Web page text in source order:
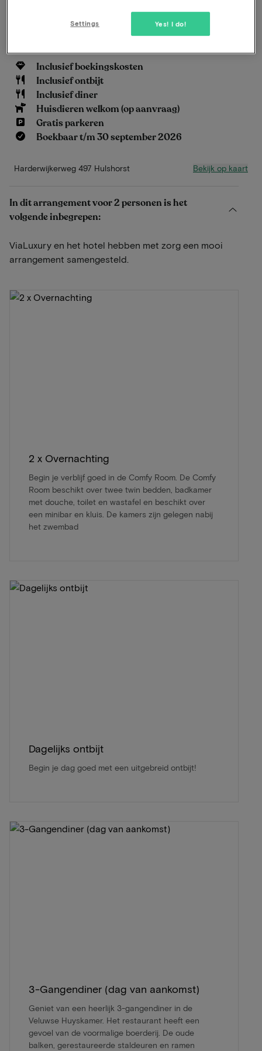
de mooiste regio’s van Nederland.
Inclusief boekingskosten
Inclusief ontbijt
Inclusief diner
Huisdieren welkom (op aanvraag)
Gratis parkeren
Boekbaar t/m 30 september 2026
Harderwijkerweg 497 Hulshorst Bekijk op kaart
In dit arrangement voor 2 personen is het
volgende inbegrepen:
ViaLuxury en het hotel hebben met zorg een mooi
arrangement samengesteld.
2 x Overnachting
Begin je verblijf goed in de Comfy Room. De Comfy
Room beschikt over twee twin bedden, badkamer
met douche, toilet en wastafel en beschikt over
een minibar en kluis. De kamers zijn gelegen nabij
het zwembad
Dagelijks ontbijt
Begin je dag goed met een uitgebreid ontbijt!
3-Gangendiner (dag van aankomst)
Geniet van een heerlijk 3-gangendiner in de
Veluwse Huyskamer. Het restaurant heeft een
gevoel van de voormalige boerderij. De oude
balken, gerestaureerde staldeuren en ramen
Yes! I do!
Settings